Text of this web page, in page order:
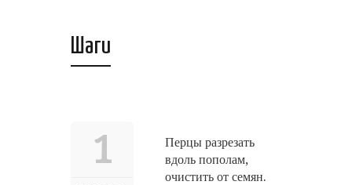
Шаги
1
Перцы разрезать
вдоль пополам,
очистить от семян.